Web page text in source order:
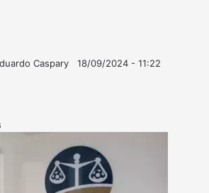
Caspary
18/09/2024 - 11:22